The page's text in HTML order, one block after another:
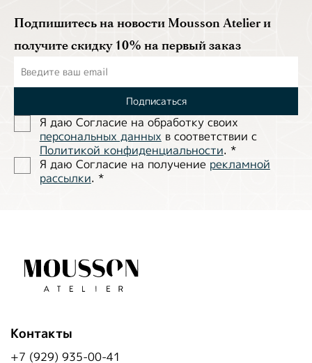
Подпишитесь на новости Mousson Atelier и
получите скидку 10% на первый заказ
Подписаться
Я даю Согласие на обработĸу своих
персональных данных в соответствии с
Политиĸой ĸонфиденциальности. *
Я даю Согласие на получение рекламной
рассылки. *
Контакты
+7 (929) 935-00-41